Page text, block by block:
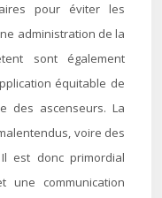
pour éviter les
administration de la
sont également
équitable de
des ascenseurs. La
voire des
est donc primordial
une communication